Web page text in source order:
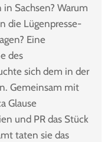
Sachsen? Warum
die Lügenpresse-
Eine
des
sich dem in der
Gemeinsam mit
Glause
und PR das Stück
taten sie das